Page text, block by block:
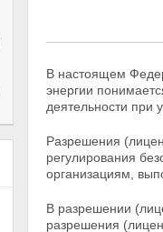
В настоящем
энергии
деятельности при
Разрешения
регулирования
организациям,
В разрешении
разрешения